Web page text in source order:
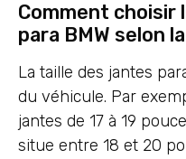
Comment choisir
para BMW selon
La taille des jantes
du véhicule. Par
jantes de 17 à 19
situe entre 18 et 20